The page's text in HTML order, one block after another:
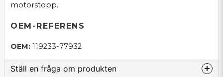
motorstopp.
OEM-REFERENS
OEM: 119233-77932
Ställ en fråga om produkten